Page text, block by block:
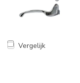
Vergelijk